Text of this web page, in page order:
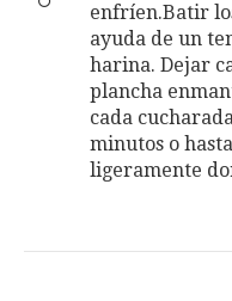
enfríen.Batir
ayuda de un
harina. Dejar
plancha
cada
minutos o
ligeramente